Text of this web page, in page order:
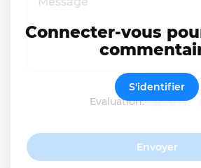
Evaluation:
Envoyer
Connecter-vous
S'identifier